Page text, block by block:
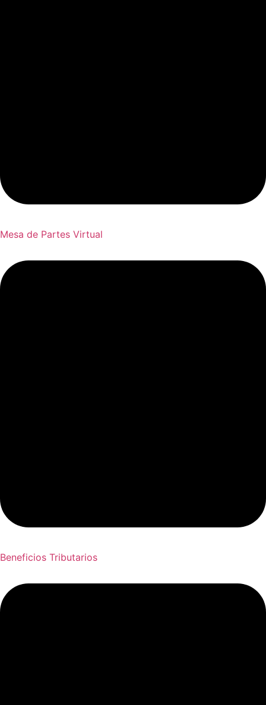
Mesa de Partes Virtual
Beneficios Tributarios